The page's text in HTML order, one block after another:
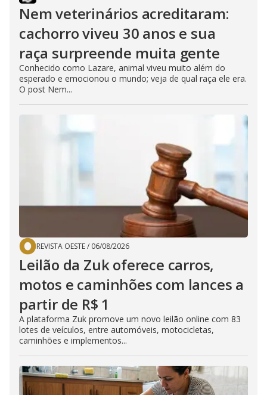
Nem veterinários acreditaram:
cachorro viveu 30 anos e sua
raça surpreende muita gente
Conhecido como Lazare, animal viveu muito além do
esperado e emocionou o mundo; veja de qual raça ele era.
O post Nem...
REVISTA OESTE/ 06/08/2026
Leilão da Zuk oferece carros,
motos e caminhões com lances a
partir de R$ 1
A plataforma Zuk promove um novo leilão online com 83
lotes de veículos, entre automóveis, motocicletas,
caminhões e implementos...